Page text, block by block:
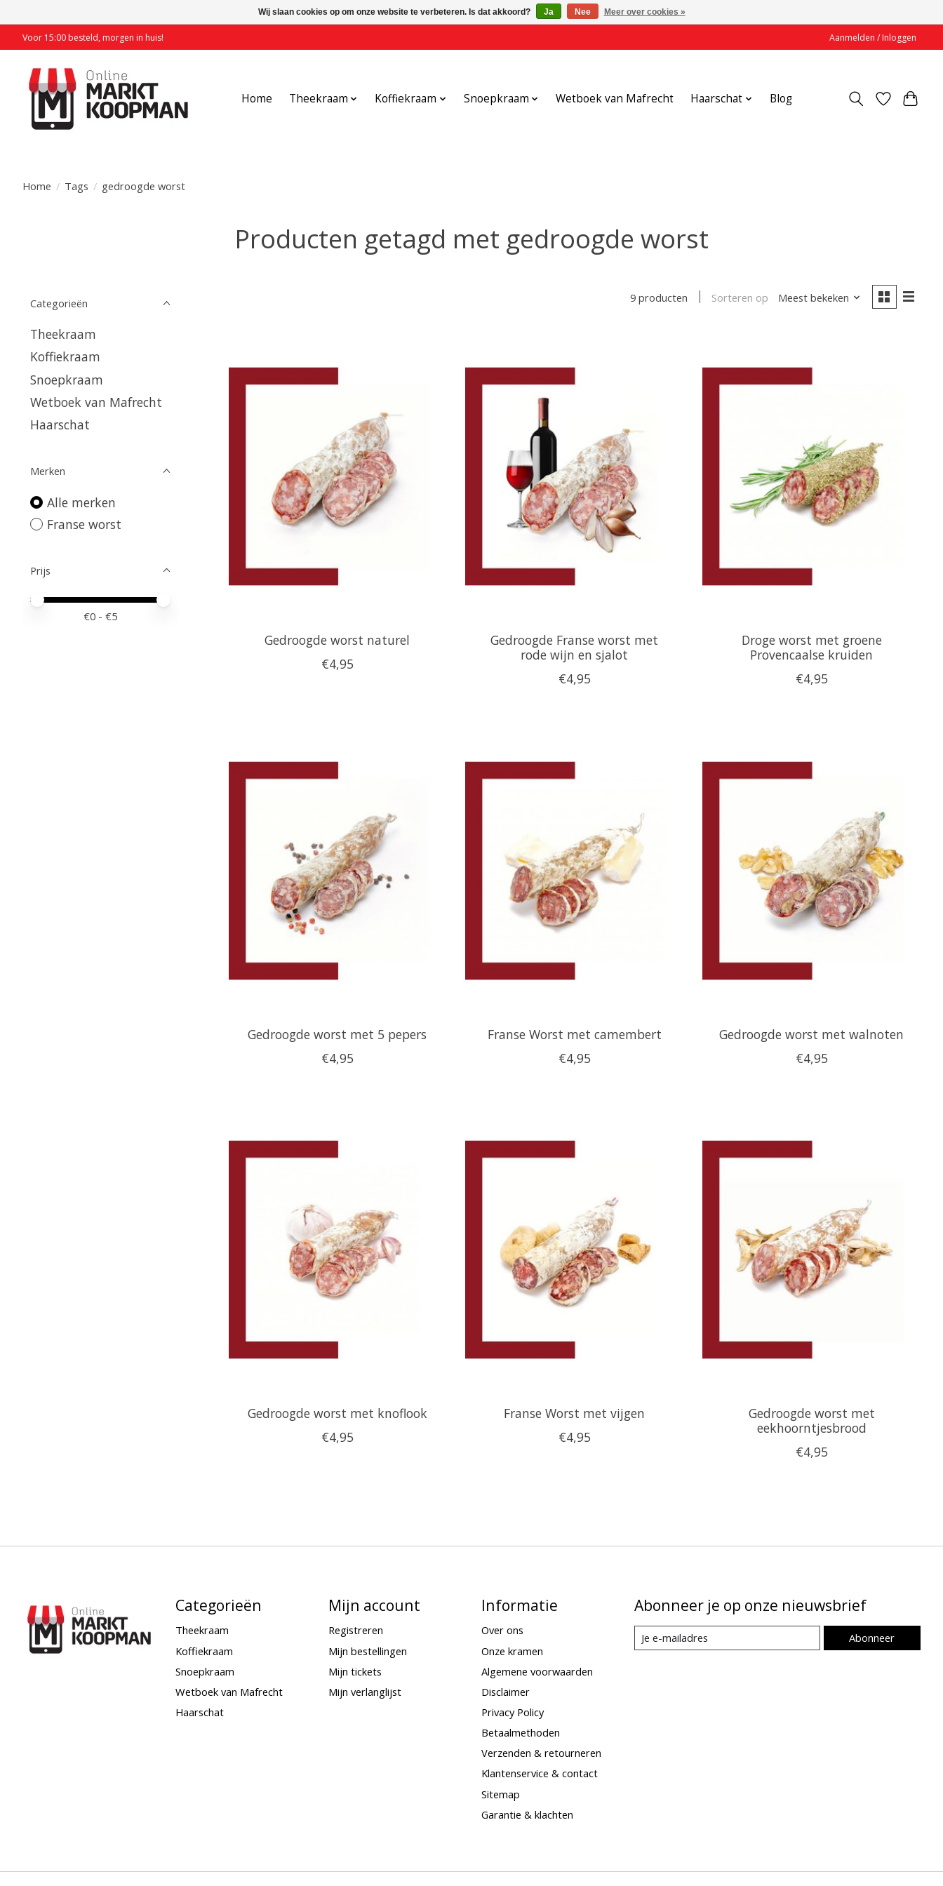
Voor 15:00 besteld, morgen in huis! Aanmelden / Inloggen
Home Theekraam Koffiekraam Snoepkraam Wetboek van Mafrecht Haarschat Blog
Home / Tags / gedroogde worst
Producten getagd met gedroogde worst
Categorieën
Theekraam
Koffiekraam
Snoepkraam
Wetboek van Mafrecht
Haarschat
Merken
Alle merken
Franse worst
Prijs
Minimale prijswaarde
Price maximum value
€0 - €5
9 producten Sorteren op Meest bekeken
Gedroogde worst naturel
€4,95
Gedroogde Franse worst met
rode wijn en sjalot
€4,95
Droge worst met groene
Provencaalse kruiden
€4,95
Gedroogde worst met 5 pepers
€4,95
Franse Worst met camembert
€4,95
Gedroogde worst met walnoten
€4,95
Gedroogde worst met knoflook
€4,95
Franse Worst met vijgen
€4,95
Gedroogde worst met
eekhoorntjesbrood
€4,95
Categorieën
Theekraam
Koffiekraam
Snoepkraam
Wetboek van Mafrecht
Haarschat
Mijn account
Registreren
Mijn bestellingen
Mijn tickets
Mijn verlanglijst
Informatie
Over ons
Onze kramen
Algemene voorwaarden
Disclaimer
Privacy Policy
Betaalmethoden
Verzenden & retourneren
Klantenservice & contact
Sitemap
Garantie & klachten
Abonneer je op onze nieuwsbrief
Abonneer
Wij slaan cookies op om onze website te verbeteren. Is dat akkoord? Ja Nee Meer over cookies »